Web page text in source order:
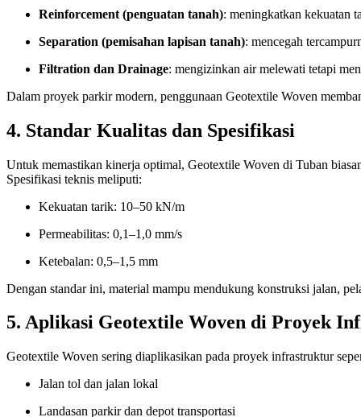
Reinforcement (penguatan tanah): meningkatkan kekuatan
Separation (pemisahan lapisan tanah): mencegah
Filtration dan Drainage: mengizinkan air melewati tetapi
Dalam proyek parkir modern, penggunaan Geotextile Woven
4. Standar Kualitas dan Spesifikasi
Untuk memastikan kinerja optimal, Geotextile Woven di Tuban
Spesifikasi teknis meliputi:
Kekuatan tarik: 10–50 kN/m
Permeabilitas: 0,1–1,0 mm/s
Ketebalan: 0,5–1,5 mm
Dengan standar ini, material mampu mendukung konstruksi jalan,
5. Aplikasi Geotextile Woven di Proyek
Geotextile Woven sering diaplikasikan pada proyek infrastruktur
Jalan tol dan jalan lokal
Landasan parkir dan depot transportasi